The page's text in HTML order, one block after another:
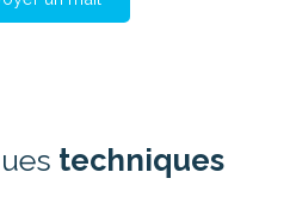
techniques